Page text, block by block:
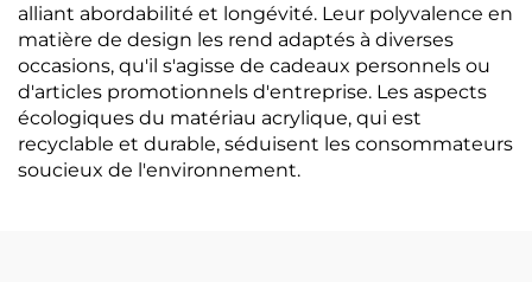
alliant abordabilité et longévité. Leur polyvalence en
matière de design les rend adaptés à diverses
occasions, qu'il s'agisse de cadeaux personnels ou
d'articles promotionnels d'entreprise. Les aspects
écologiques du matériau acrylique, qui est
recyclable et durable, séduisent les consommateurs
soucieux de l'environnement.